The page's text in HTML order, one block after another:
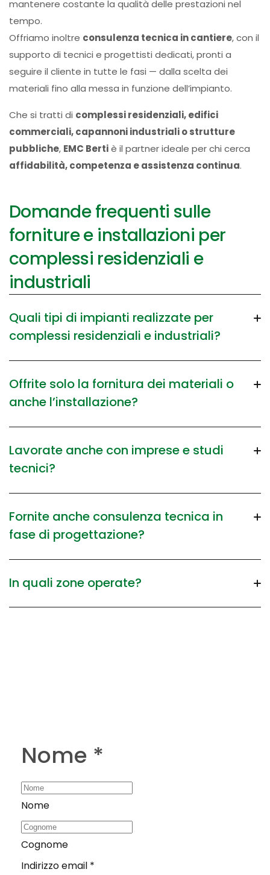
mantenere costante la qualità delle prestazioni nel
tempo.
Offriamo inoltre consulenza tecnica in cantiere, con il
supporto di tecnici e progettisti dedicati, pronti a
seguire il cliente in tutte le fasi — dalla scelta dei
materiali fino alla messa in funzione dell’impianto.
Che si tratti di complessi residenziali, edifici
commerciali, capannoni industriali o strutture
pubbliche, EMC Bertiè il partner ideale per chi cerca
affidabilità, competenza e assistenza continua.
Domande frequenti sulle
forniture e installazioni per
complessi residenziali e
industriali
Quali tipi di impianti realizzate per
complessi residenziali e industriali?
Offrite solo la fornitura dei materiali o
anche l’installazione?
Lavorate anche con imprese e studi
tecnici?
Fornite anche consulenza tecnica in
fase di progettazione?
In quali zone operate?
Nome *
Nome
Cognome
Indirizzo email *